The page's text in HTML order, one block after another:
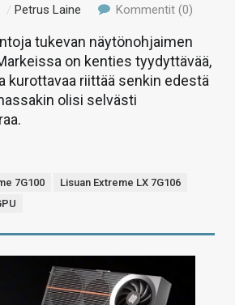
/Petrus Laine Kommentit (0)
tukevan näytönohjaimen
on kenties tyydyttävää,
kurottavaa riittää senkin edestä
olisi selvästi
7G100
Lisuan Extreme LX 7G106